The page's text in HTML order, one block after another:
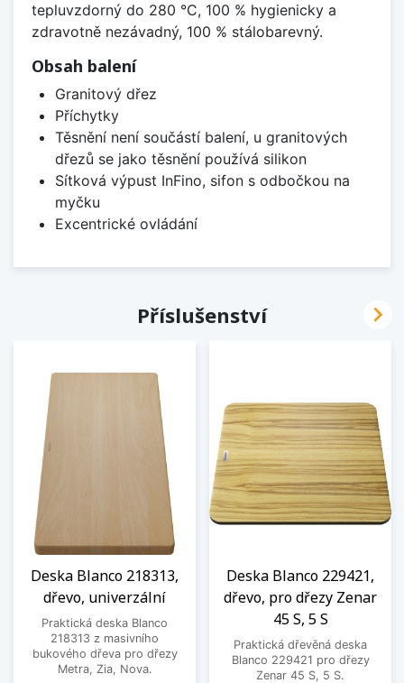
tepluvzdorný do 280 °C, 100 % hygienicky a
zdravotně nezávadný, 100 % stálobarevný.
Obsah balení
Granitový dřez
Příchytky
Těsnění není součástí balení, u granitových
dřezů se jako těsnění používá silikon
Sítková výpust InFino, sifon s odbočkou na
myčku
Excentrické ovládání
Příslušenství
Deska Blanco 218313,
dřevo, univerzální
Praktická deska Blanco
218313 z masivního
bukového dřeva pro dřezy
Metra, Zia, Nova.
Deska Blanco 229421,
dřevo, pro dřezy Zenar
45 S, 5 S
Praktická dřevěná deska
Blanco 229421 pro dřezy
Zenar 45 S, 5 S.
